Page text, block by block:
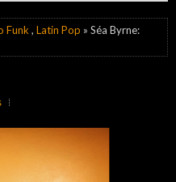
Funk , Latin Pop » Séa Byrne: